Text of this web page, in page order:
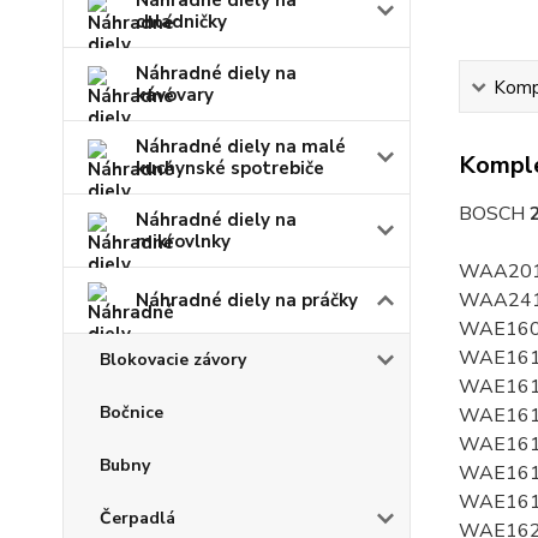
chladničky
Náhradné diely na
kávovary
Náhradné diely na malé
kuchynské spotrebiče
Náhradné diely na
mikrovlnky
Náhradné diely na práčky
Blokovacie závory
Bočnice
Bubny
Čerpadlá
BOSCH
WAA20111EE/01, WAA20111EE/13, WAA20160GB/01, WAA24160GB/01, WAA24171FF/01, WAA24171FF/12, WAA24171GB/01, WAA24171GB/12, WAA28160GB/01, WAA28160GB/04, WAA28161GB/09, WAE16000IT/01, WAE16000IT/11, WAE16060ME/01, WAE16060ME/04, WAE16060ME/08, WAE16060ME/11, WAE16121IT/01, WAE16121IT/10, WAE16121IT/11, WAE16122IT/01, WAE16122IT/10, WAE16122IT/11, WAE16123IT/01, WAE16160BY/03, WAE16160EE/01, WAE16160EE/02, WAE16160EE/03, WAE16160GR/04, WAE16160PL/02, WAE16160PL/03, WAE16160PL/09, WAE16160PL/11, WAE16160PL/12, WAE16161GR/01, WAE16161GR/08, WAE16161GR/10, WAE16161GR/11, WAE16162EE/01, WAE16162EE/08, WAE16162EE/10, WAE16162ZA/01, WAE16162ZA/10, WAE16162ZA/12, WAE16162ZA/13, WAE16163ZA/01, WAE16163ZA/10,